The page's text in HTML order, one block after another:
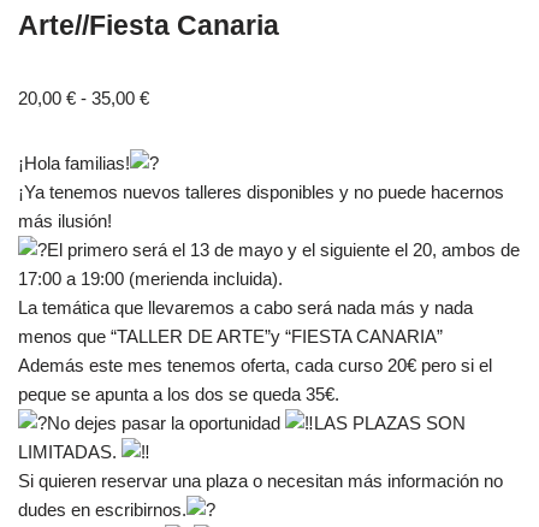
Arte//Fiesta Canaria
20,00 € - 35,00 €
¡Hola familias!
¡Ya tenemos nuevos talleres disponibles y no puede hacernos
más ilusión!
El primero será el 13 de mayo y el siguiente el 20, ambos de
17:00 a 19:00 (merienda incluida).
La temática que llevaremos a cabo será nada más y nada
menos que “TALLER DE ARTE”y “FIESTA CANARIA”
Además este mes tenemos oferta, cada curso 20€ pero si el
peque se apunta a los dos se queda 35€.
No dejes pasar la oportunidad
LAS PLAZAS SON
LIMITADAS.
Si quieren reservar una plaza o necesitan más información no
dudes en escribirnos.